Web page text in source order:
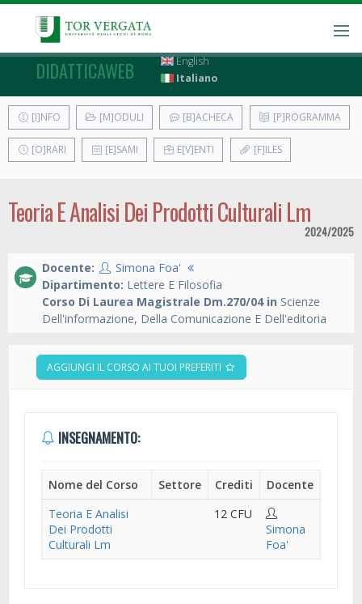
DIDATTICAWEB
English
Italiano
[I]NFO [M]ODULI [B]ACHECA [P]ROGRAMMA
[O]RARI [E]SAMI E[V]ENTI [F]ILES
Teoria E Analisi Dei Prodotti Culturali Lm
2024/2025
Docente:
Simona Foa'
Dipartimento: Lettere E Filosofia
Corso Di Laurea Magistrale Dm.270/04 in Scienze
Dell'informazione, Della Comunicazione E Dell'editoria
AGGIUNGI IL CORSO AI TUOI PREFERITI
INSEGNAMENTO:
Nome del Corso Settore Crediti
Docente
Teoria E Analisi
Dei Prodotti
Culturali Lm
12 CFU
Simona
Foa'